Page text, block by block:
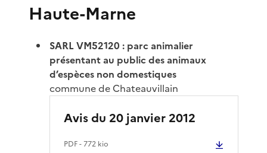
Haute-Marne
SARL VM52120 : parc animalier
présentant au public des animaux
d’espèces non domestiques
commune de Chateauvillain
Avis du 20 janvier 2012
PDF- 772 kio